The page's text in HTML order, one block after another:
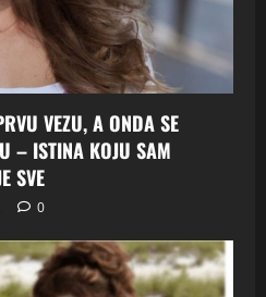
VEZU, A ONDA SE
– ISTINA KOJU SAM
SVE
0